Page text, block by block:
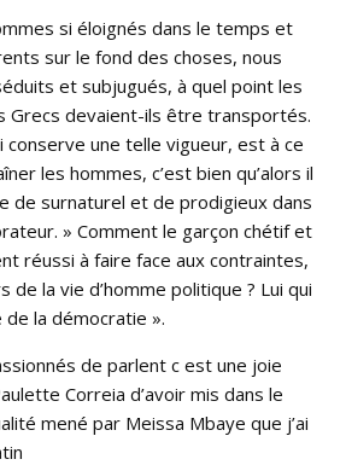
si éloignés dans le temps et
sur le fond des choses, nous
et subjugués, à quel point les
Grecs devaient-ils être transportés.
conserve une telle vigueur, est à ce
les hommes, c’est bien qu’alors il
de surnaturel et de prodigieux dans
» Comment le garçon chétif et
réussi à faire face aux contraintes,
de la vie d’homme politique ? Lui qui
de la démocratie ».
de parlent c est une joie
Correia d’avoir mis dans le
mené par Meissa Mbaye que j’ai